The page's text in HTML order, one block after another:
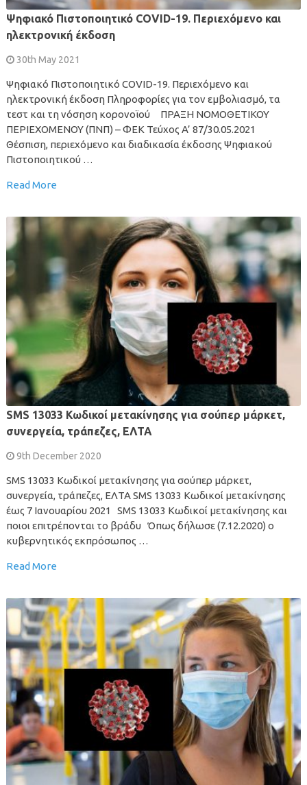
Ψηφιακό Πιστοποιητικό COVID-19. Περιεχόμενο και
ηλεκτρονική έκδοση
30th May 2021
Ψηφιακό Πιστοποιητικό COVID-19. Περιεχόμενο και
ηλεκτρονική έκδοση Πληροφορίες για τον εμβολιασμό, τα
τεστ και τη νόσηση κορονοϊού ΠΡΑΞΗ ΝΟΜΟΘΕΤΙΚΟΥ
ΠΕΡΙΕΧΟΜΕΝΟΥ (ΠΝΠ) – ΦΕΚ Τεύχος A’ 87/30.05.2021
Θέσπιση, περιεχόμενο και διαδικασία έκδοσης Ψηφιακού
Πιστοποιητικού …
Read More
SMS 13033 Κωδικοί μετακίνησης για σούπερ μάρκετ,
συνεργεία, τράπεζες, ΕΛΤΑ
9th December 2020
SMS 13033 Κωδικοί μετακίνησης για σούπερ μάρκετ,
συνεργεία, τράπεζες, ΕΛΤΑ SMS 13033 Κωδικοί μετακίνησης
έως 7 Ιανουαρίου 2021 SMS 13033 Κωδικοί μετακίνησης και
ποιοι επιτρέπονται το βράδυ Όπως δήλωσε (7.12.2020) ο
κυβερνητικός εκπρόσωπος …
Read More